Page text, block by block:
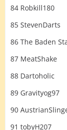
84 Robkill180
85 StevenDarts
86 The Baden
87 MeatShake
88 Dartoholic
89 Gravityog97
90
91 tobyH207